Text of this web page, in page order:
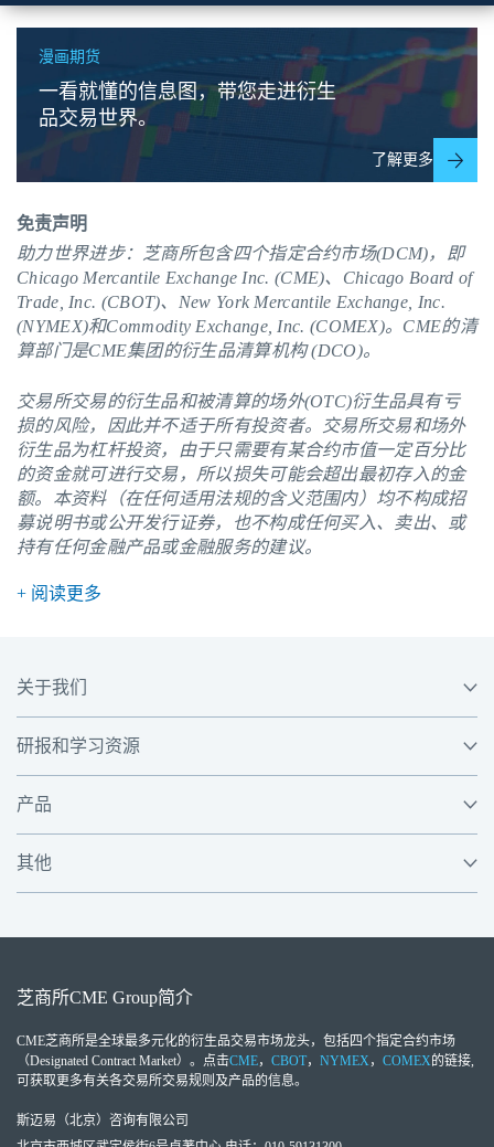
漫画期货
一看就懂的信息图，带您走进衍生
品交易世界。
了解更多
免责声明
助力世界进步：芝商所包含四个指定合约市场(DCM)，即
Chicago Mercantile Exchange Inc. (CME)、Chicago Board of
Trade, Inc. (CBOT)、New York Mercantile Exchange, Inc.
(NYMEX)和Commodity Exchange, Inc. (COMEX)。 CME的清
算部门是CME集团的衍生品清算机构 (DCO)。
交易所交易的衍生品和被清算的场外(OTC)衍生品具有亏
损的风险，因此并不适于所有投资者。交易所交易和场外
衍生品为杠杆投资，由于只需要有某合约市值一定百分比
的资金就可进行交易，所以损失可能会超出最初存入的金
额。本资料（在任何适用法规的含义范围内）均不构成招
募说明书或公开发行证券，也不构成任何买入、卖出、或
持有任何金融产品或金融服务的建议。
+ 阅读更多
关于我们
研报和学习资源
产品
其他
芝商所CME Group简介
CME芝商所是全球最多元化的衍生品交易市场龙头，包括四个指定合约市场
（Designated Contract Market）。点击CME， CBOT， NYMEX， COMEX的链接,
可获取更多有关各交易所交易规则及产品的信息。
斯迈易（北京）咨询有限公司